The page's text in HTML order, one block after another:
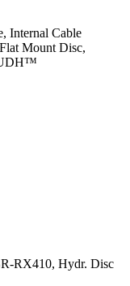
Internal Cable
Mount Disc,
UDH™
RX410, Hydr. Disc